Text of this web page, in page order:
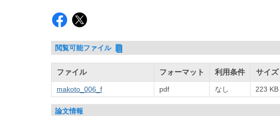
閲覧可能ファイル
ファイル フォーマット 利用条件 サイズ
makoto_006_f pdf なし 223 KB
論文情報